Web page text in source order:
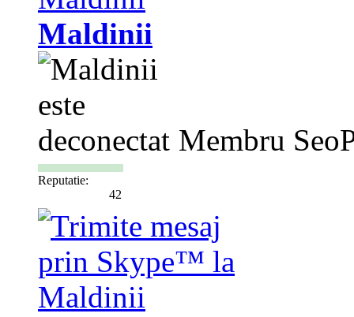
Maldinii
Membru
Reputatie:
42